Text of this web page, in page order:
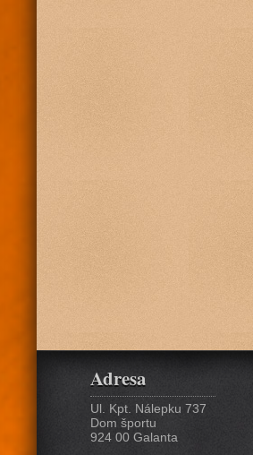
Adresa
Ul. Kpt. Nálepku 737
Dom športu
924 00 Galanta